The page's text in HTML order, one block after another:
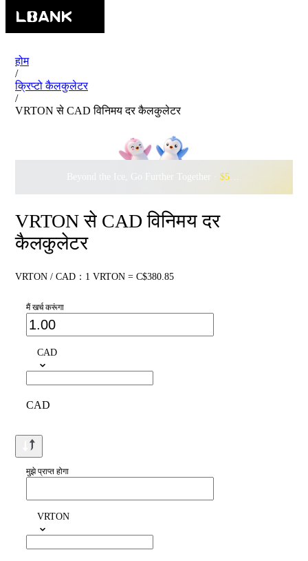
होम
/
क्रिप्टो कैलकुलेटर
/
VRTON से CAD विनिमय दर कैलकुलेटर
Beyond the Ice, Go Further Together · $500,000
VRTON से CAD विनिमय दर
कैलकुलेटर
VRTON / CAD：1 VRTON = C$380.85
मैं खर्च करूंगा
CAD
CAD
मुझे प्राप्त होगा
VRTON